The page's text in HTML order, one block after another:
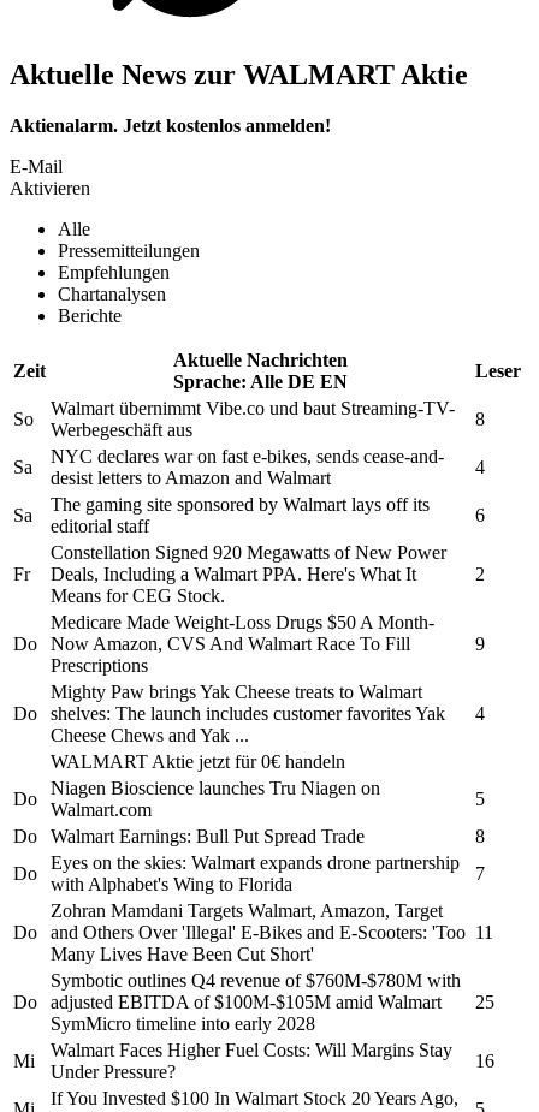
Aktuelle News zur WALMART Aktie
Aktienalarm. Jetzt kostenlos anmelden!
E-Mail
Aktivieren
Alle
Pressemitteilungen
Empfehlungen
Chartanalysen
Berichte
Zeit
Aktuelle Nachrichten
Sprache: Alle DE EN
Leser
So
Walmart übernimmt Vibe.co und baut Streaming-TV-
Werbegeschäft aus
8
Sa
NYC declares war on fast e-bikes, sends cease-and-
desist letters to Amazon and Walmart
4
Sa
The gaming site sponsored by Walmart lays off its
editorial staff
6
Fr
Constellation Signed 920 Megawatts of New Power
Deals, Including a Walmart PPA. Here's What It
Means for CEG Stock.
2
Do
Medicare Made Weight-Loss Drugs $50 A Month-
Now Amazon, CVS And Walmart Race To Fill
Prescriptions
9
Do
Mighty Paw brings Yak Cheese treats to Walmart
shelves: The launch includes customer favorites Yak
Cheese Chews and Yak ...
4
WALMART Aktie jetzt für 0€ handeln
Do
Niagen Bioscience launches Tru Niagen on
Walmart.com
5
Do
Walmart Earnings: Bull Put Spread Trade
8
Do
Eyes on the skies: Walmart expands drone partnership
with Alphabet's Wing to Florida
7
Do
Zohran Mamdani Targets Walmart, Amazon, Target
and Others Over 'Illegal' E-Bikes and E-Scooters: 'Too
Many Lives Have Been Cut Short'
11
Do
Symbotic outlines Q4 revenue of $760M-$780M with
adjusted EBITDA of $100M-$105M amid Walmart
SymMicro timeline into early 2028
25
Mi
Walmart Faces Higher Fuel Costs: Will Margins Stay
Under Pressure?
16
If You Invested $100 In Walmart Stock 20 Years Ago,